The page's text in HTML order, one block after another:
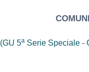
(GU 5a Serie Speciale -